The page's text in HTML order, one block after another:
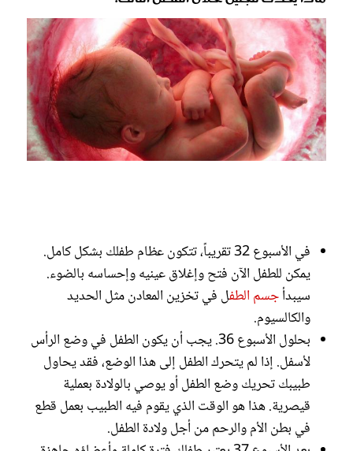
في الأسبوع 32 تقريباً، تتكون عظام طفلك بشكل كامل.
يمكن للطفل الآن فتح وإغلاق عينيه وإحساسه بالضوء.
سيبدأجسم الطفل في تخزين المعادن مثل الحديد
والكالسيوم.
بحلول الأسبوع 36. يجب أن يكون الطفل في وضع الرأس
لأسفل. إذا لم يتحرك الطفل إلى هذا الوضع، فقد يحاول
طبيبك تحريك وضع الطفل أو يوصي بالولادة بعملية
قيصرية. هذا هو الوقت الذي يقوم فيه الطبيب بعمل قطع
في بطن الأم والرحم من أجل ولادة الطفل.